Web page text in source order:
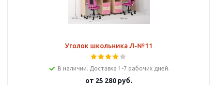
Уголок школьника Л-№11
В наличии. Доставка 1-7 рабочих дней.
от 25 280 руб.